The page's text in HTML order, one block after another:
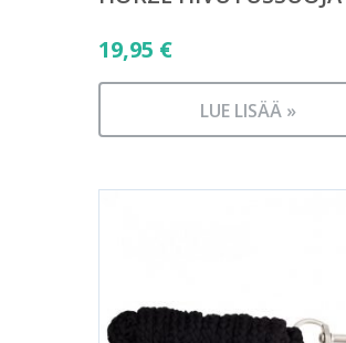
19,95 €
LUE LISÄÄ »